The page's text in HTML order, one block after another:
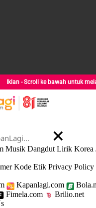
Iklan - Scroll ke bawah untuk
Musik Dangdut Lirik Korea
Kode Etik Privacy Policy
Kapanlagi.com
Fimela.com
Brilio.net